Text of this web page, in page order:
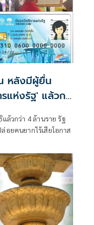
หลังมีผู้ยื่น
แห่งรัฐ' แล้วก
ล้วกว่า 4 ล้านราย รัฐ
ยคนยากไร้เสียโอกาส